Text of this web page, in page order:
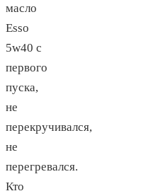
масло
Esso
5w40 c
первого
пуска,
не
перекручивался,
не
перегревался.
Кто